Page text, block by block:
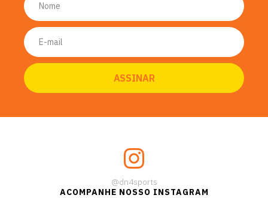
@dn4sports
ACOMPANHE NOSSO INSTAGRAM